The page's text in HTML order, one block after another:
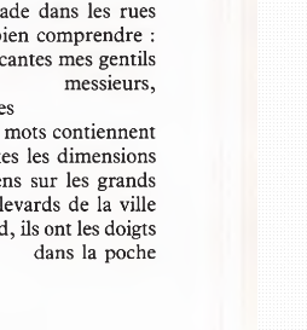
dans  les  rues
comprendre :
mes gentils
messieurs,
mots contiennent
les dimensions
sur les grands
de la ville
ils ont les doigts
dans la poche